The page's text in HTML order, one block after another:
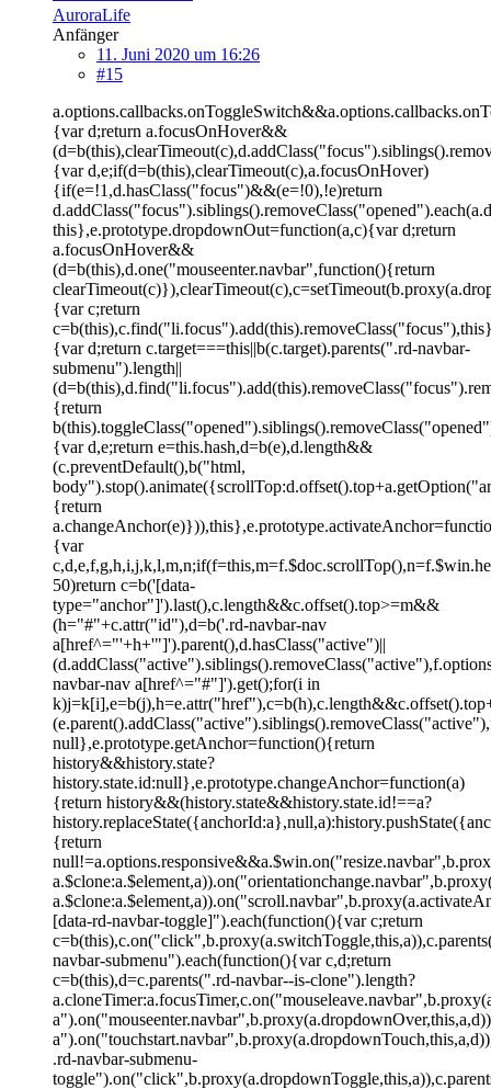
AuroraLife
Anfänger
11. Juni 2020 um 16:26
#15
{var d;return a.focusOnHover&&
{var d,e;if(d=b(this),clearTimeout(c),a.focusOnHover)
{if(e=!1,d.hasClass("focus")&&(e=!0),!e)return
this},e.prototype.dropdownOut=function(a,c){var d;return
a.focusOnHover&&
(d=b(this),d.one("mouseenter.navbar",function(){return
{var c;return
{var d;return c.target===this||b(c.target).parents(".rd-navbar-
submenu").length||
{return
{var d,e;return e=this.hash,d=b(e),d.length&&
(c.preventDefault(),b("html,
{return
{var
50)return c=b('[data-
type="anchor"]').last(),c.length&&c.offset().top>=m&&
(h="#"+c.attr("id"),d=b('.rd-navbar-nav
a[href^="'+h+'"]').parent(),d.hasClass("active")||
navbar-nav a[href^="#"]').get();for(i in
null},e.prototype.getAnchor=function(){return
history&&history.state?
history.state.id:null},e.prototype.changeAnchor=function(a)
{return history&&(history.state&&history.state.id!==a?
{return
[data-rd-navbar-toggle]").each(function(){var c;return
navbar-submenu").each(function(){var c,d;return
c=b(this),d=c.parents(".rd-navbar--is-clone").length?
.rd-navbar-submenu-